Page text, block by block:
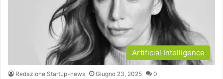
Artificial Intelligence
Redazione Startup-news Giugno 23, 2025 0